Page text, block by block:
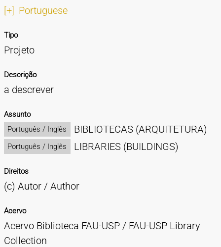
[+] Portuguese
Tipo
Projeto
Descrição
a descrever
Assunto
Português / Inglês
BIBLIOTECAS (ARQUITETURA)
Português / Inglês LIBRARIES (BUILDINGS)
Direitos
(c) Autor / Author
Acervo
Acervo Biblioteca FAU-USP / FAU-USP Library
Collection